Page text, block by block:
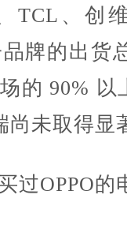
TCL、创
牌的出货
的 90% 以
尚未取得显
OPPO的